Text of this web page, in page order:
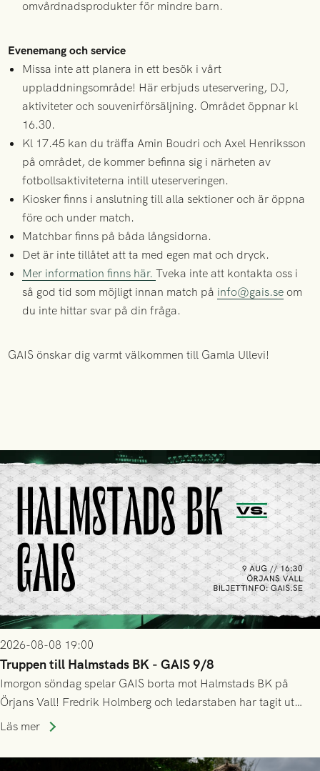
omvårdnadsprodukter för mindre barn.
Evenemang och service
Missa inte att planera in ett besök i vårt
uppladdningsområde! Här erbjuds uteservering, DJ,
aktiviteter och souvenirförsäljning. Området öppnar kl
16.30.
Kl 17.45 kan du träffa Amin Boudri och Axel Henriksson
på området, de kommer befinna sig i närheten av
fotbollsaktiviteterna intill uteserveringen.
Kiosker finns i anslutning till alla sektioner och är öppna
före och under match.
Matchbar finns på båda långsidorna.
Det är inte tillåtet att ta med egen mat och dryck.
Mer information finns här.Tveka inte att kontakta oss i
så god tid som möjligt innan match på info@gais.se om
du inte hittar svar på din fråga.
GAIS önskar dig varmt välkommen till Gamla Ullevi!
2026-08-08 19:00
Truppen till Halmstads BK - GAIS 9/8
Imorgon söndag spelar GAIS borta mot Halmstads BK på
Örjans Vall! Fredrik Holmberg och ledarstaben har tagit ut
följande trupp till matchen:
Läs mer